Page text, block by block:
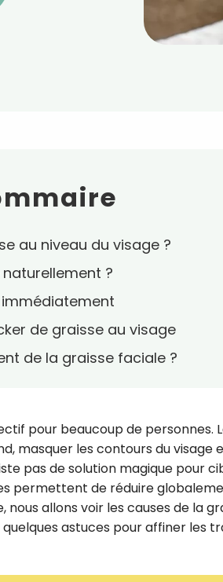
au niveau du visage ?
?
de graisse au visage
de la graisse faciale ?
pour beaucoup de personnes.
masquer les contours du visage
pas de solution magique pour
permettent de réduire
allons voir les causes de la
astuces pour affiner les